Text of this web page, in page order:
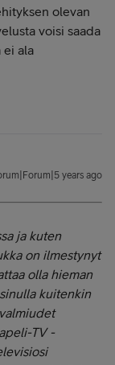
olevan
voisi saada
ei ala
years ago
ja kuten
on ilmestynyt
olla hieman
kuitenkin
TV -